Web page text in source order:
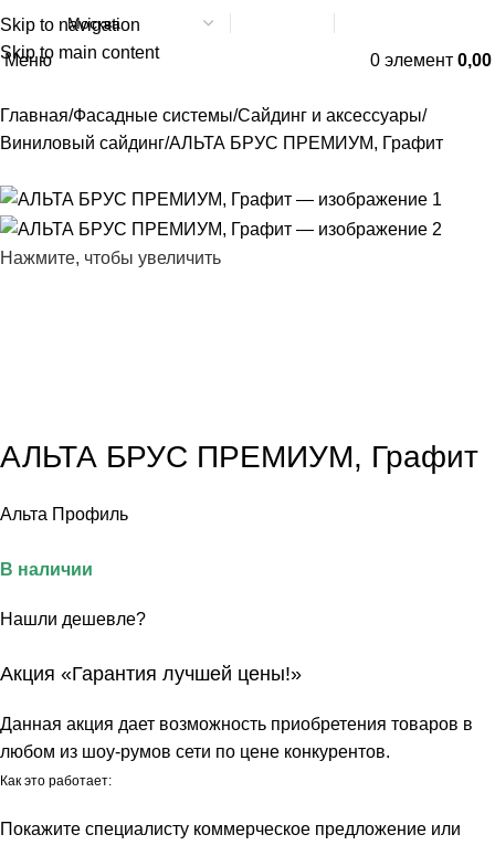
Skip to navigation
Skip to main content
Меню 0 элемент 0,00
Главная Фасадные системы Сайдинг и аксессуары
Виниловый сайдинг АЛЬТА БРУС ПРЕМИУМ, Графит
Нажмите, чтобы увеличить
АЛЬТА БРУС ПРЕМИУМ, Графит
Альта Профиль
В наличии
Нашли дешевле?
Акция «Гарантия лучшей цены!»
Данная акция дает возможность приобретения товаров в
любом из шоу-румов сети по цене конкурентов.
Как это работает:
Покажите специалисту коммерческое предложение или